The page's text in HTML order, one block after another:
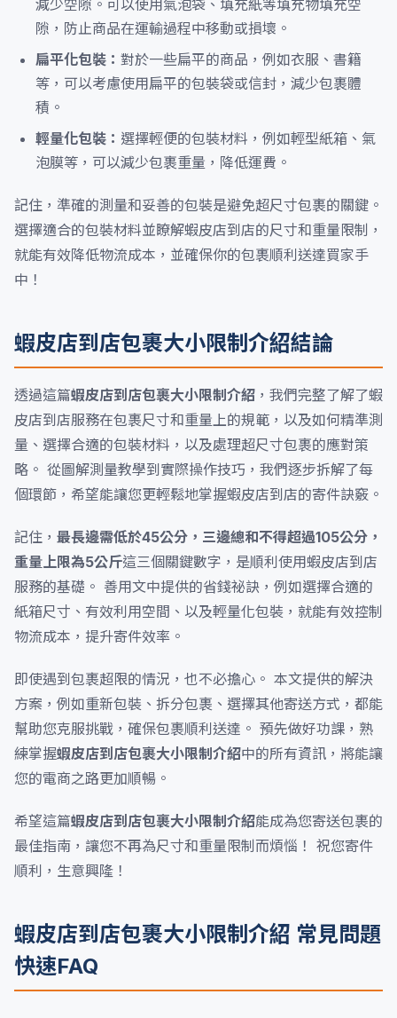
減少空隙。可以使用氣泡袋、填充紙等填充物填充空
隙，防止商品在運輸過程中移動或損壞。
扁平化包裝： 對於一些扁平的商品，例如衣服、書籍
等，可以考慮使用扁平的包裝袋或信封，減少包裹體
積。
輕量化包裝： 選擇輕便的包裝材料，例如輕型紙箱、氣
泡膜等，可以減少包裹重量，降低運費。
記住，準確的測量和妥善的包裝是避免超尺寸包裹的關鍵。
選擇適合的包裝材料並瞭解蝦皮店到店的尺寸和重量限制，
就能有效降低物流成本，並確保你的包裹順利送達買家手
中！
蝦皮店到店包裹大小限制介紹結論
透過這篇蝦皮店到店包裹大小限制介紹 ，我們完整了解了蝦
皮店到店服務在包裹尺寸和重量上的規範，以及如何精準測
量、選擇合適的包裝材料，以及處理超尺寸包裹的應對策
略。 從圖解測量教學到實際操作技巧，我們逐步拆解了每
個環節，希望能讓您更輕鬆地掌握蝦皮店到店的寄件訣竅。
記住， 最長邊需低於45公分，三邊總和不得超過105公分，
重量上限為5公斤這三個關鍵數字，是順利使用蝦皮店到店
服務的基礎。 善用文中提供的省錢祕訣，例如選擇合適的
紙箱尺寸、有效利用空間、以及輕量化包裝，就能有效控制
物流成本，提升寄件效率。
即使遇到包裹超限的情況，也不必擔心。 本文提供的解決
方案，例如重新包裝、拆分包裹、選擇其他寄送方式，都能
幫助您克服挑戰，確保包裹順利送達。 預先做好功課，熟
練掌握蝦皮店到店包裹大小限制介紹中的所有資訊，將能讓
您的電商之路更加順暢。
希望這篇蝦皮店到店包裹大小限制介紹能成為您寄送包裹的
最佳指南，讓您不再為尺寸和重量限制而煩惱！ 祝您寄件
順利，生意興隆！
蝦皮店到店包裹大小限制介紹 常見問題
快速FAQ